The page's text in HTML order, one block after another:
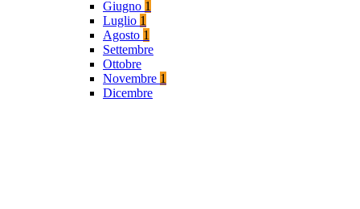
Giugno 1
Luglio 1
Agosto 1
Settembre
Ottobre
Novembre 1
Dicembre